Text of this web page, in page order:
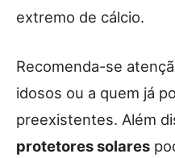
extremo de cálcio.
Recomenda-se
idosos ou a quem já
preexistentes. Além
protetores solares